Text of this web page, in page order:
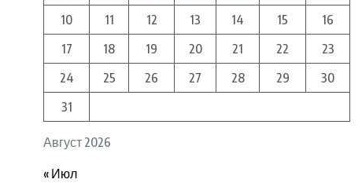
Август 2026
10
11 12 13 14 15
16
17
18 19 20 21 22
23
24
25 26 27 28 29
30
31
« Июл